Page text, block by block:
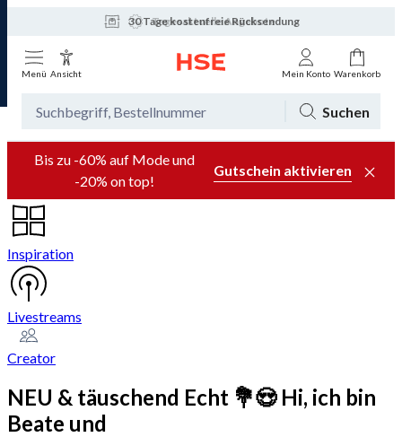
30 Tage kostenfreie Rücksendung
Tagesaktuelle Angebote
Menü Ansicht Mein Konto Warenkorb
Suchen
Bis zu -60% auf Mode und
-20% on top!
Gutschein aktivieren
Inspiration
Livestreams
Creator
NEU & täuschend Echt 💐😍 Hi, ich bin
Beate und